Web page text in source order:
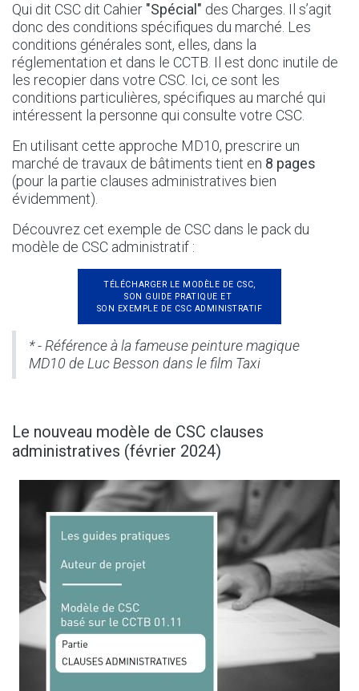
Qui dit CSC dit Cahier "Spécial" des Charges. Il s’agit
donc des conditions spécifiques du marché. Les
conditions générales sont, elles, dans la
réglementation et dans le CCTB. Il est donc inutile de
les recopier dans votre CSC. Ici, ce sont les
conditions particulières, spécifiques au marché qui
intéressent la personne qui consulte votre CSC.
En utilisant cette approche MD10, prescrire un
marché de travaux de bâtiments tient en 8 pages
(pour la partie clauses administratives bien
évidemment).
Découvrez cet exemple de CSC dans le pack du
modèle de CSC administratif :
TÉLÉCHARGER LE MODÈLE DE CSC,
SON GUIDE PRATIQUE ET
SON EXEMPLE DE CSC ADMINISTRATIF
* - Référence à la fameuse peinture magique
MD10 de Luc Besson dans le film Taxi
Le nouveau modèle de CSC clauses
administratives (février 2024)